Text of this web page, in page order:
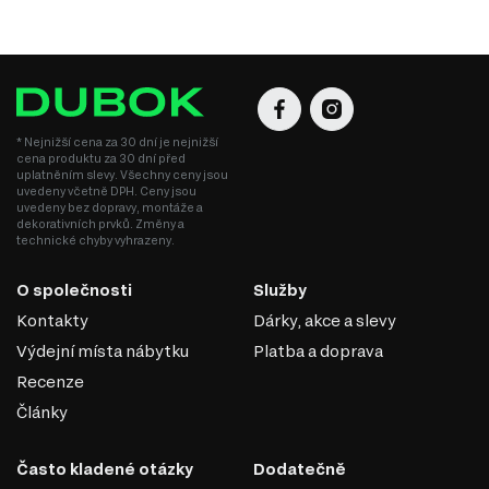
* Nejnižší cena za 30 dní je nejnižší
cena produktu za 30 dní před
uplatněním slevy. Všechny ceny jsou
uvedeny včetně DPH. Ceny jsou
uvedeny bez dopravy, montáže a
dekorativních prvků. Změny a
technické chyby vyhrazeny.
O společnosti
Kontakty
Výdejní místa nábytku
Recenze
Články
Služby
Dárky, akce a slevy
Platba a doprava
Často kladené otázky Dodatečně